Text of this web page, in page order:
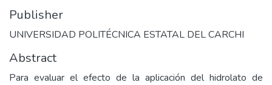
Publisher
UNIVERSIDAD POLITÉCNICA ESTATAL DEL CARCHI
Abstract
Para evaluar el efecto de la aplicación del hidrolato de